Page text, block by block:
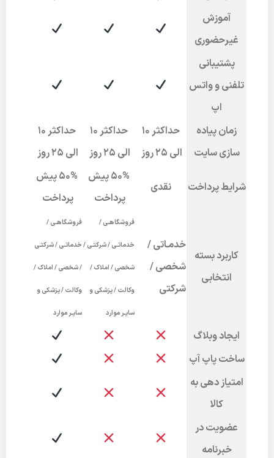
آموزش
غیرحضوری
پشتیبانی
تلفنی و واتس
اپ
زمان پیاده
سازی سایت
حداکثر 10
الی 25 روز
حداکثر 10
الی 25 روز
حداکثر 10
الی 25 روز
شرایط پرداخت نقدی
50% پیش
پرداخت
50% پیش
پرداخت
کاربرد بسته
انتخابی
خدمـاتی /
شخصی /
شرکتی
فروشگاهـی /
خدماتـی / شرکتـی /
شخصی / املاک /
وکالت / پزشکی و
سایـر موارد
فروشگاهـی /
خدماتـی / شرکتـی
/ شخصی / املاک /
وکالت / پزشکی و
سایـر موارد
ایجاد وبلاگ
ساخت پاپ آپ
امتیاز دهی به
کالا
عضویت در
خبرنامه